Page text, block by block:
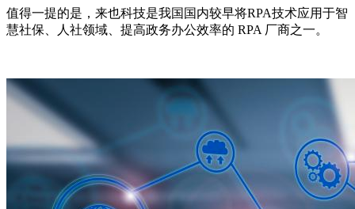
值得一提的是，来也科技是我国国内较早将RPA技术应用于智
慧社保、人社领域、提高政务办公效率的 RPA 厂商之一。